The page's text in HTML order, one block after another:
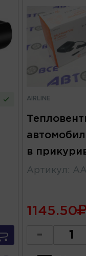
AIRLINE
в
Артикул :
1145.50
-